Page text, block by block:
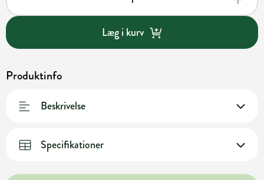
Læg i kurv
Produktinfo
Beskrivelse
Specifikationer